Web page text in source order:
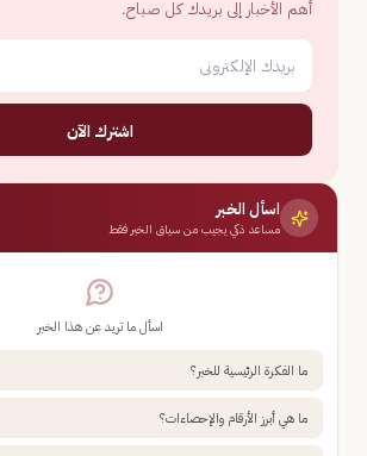
أهم الأخبار إلى بريدك كل صباح.
اشترك الآن
اسأل الخبر
مساعد ذكي يجيب من سياق الخبر فقط
اسأل ما تريد عن هذا الخبر
ما الفكرة الرئيسية للخبر؟
ما هي أبرز الأرقام والإحصاءات؟